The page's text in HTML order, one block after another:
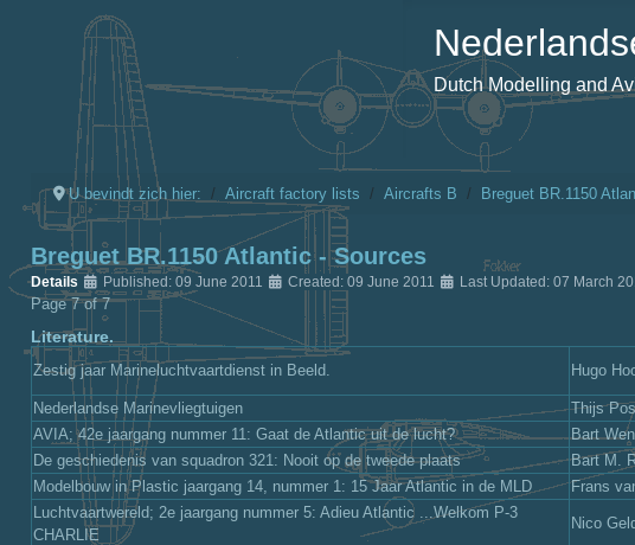
Dutch Modelling and
U bevindt zich hier: Aircraft factory lists Aircrafts B Breguet BR.1150
Breguet BR.1150 Atlantic - Sources
Details Published: 09 June 2011 Created: 09 June 2011 Last Updated: 07 March
Page 7 of 7
Literature.
Zestig jaar Marineluchtvaartdienst in Beeld. Hugo
Nederlandse Marinevliegtuigen Thijs
AVIA; 42e jaargang nummer 11: Gaat de Atlantic uit de lucht?
Bart
De geschiedenis van squadron 321: Nooit op de tweede plaats
Bart M.
Modelbouw in Plastic jaargang 14, nummer 1: 15 Jaar Atlantic in de MLD
Frans
Luchtvaartwereld; 2e jaargang nummer 5: Adieu Atlantic ...Welkom P-3
CHARLIE
Nico